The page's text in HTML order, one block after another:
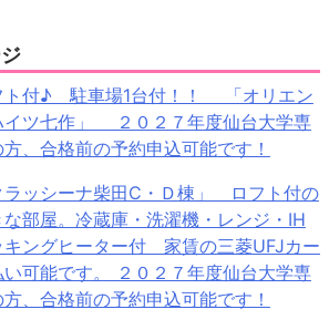
ト付♪ 駐車場1台付！！ 「オリエン
イツ七作」 ２０２７年度仙台大学専
方、合格前の予約申込可能です！
ラッシーナ柴田C・Ｄ棟」 ロフト付の
な部屋。冷蔵庫・洗濯機・レンジ・IH
キングヒーター付 家賃の三菱UFJカー
い可能です。 ２０２７年度仙台大学専
方、合格前の予約申込可能です！